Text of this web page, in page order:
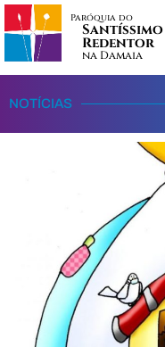
Paróquia do
Santíssimo
Redentor
na Damaia
NOTÍCIAS